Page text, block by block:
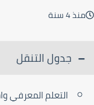
منذ 4 سنة
جدول التنقل
التعلم المعرفي